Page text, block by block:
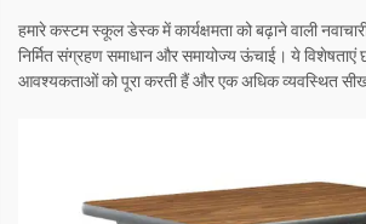
हमारे कस्टम स्कूल डेस्क में कार्यक्षमता को बढ़ाने वाली
निर्मित संग्रहण समाधान और समायोज्य ऊंचाई। ये विशेषताएं
आवश्यकताओं को पूरा करती हैं और एक अधिक व्यवस्थित